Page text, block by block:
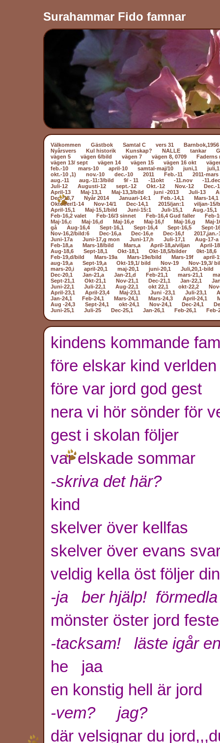
Surahammar Fido famnar
Välkommen Gästbok Samtal C vers 31
Barnbok,1956
Nyårsvers
Kul historik Kunskap? NALLE tankar
vägen 5
vägen 6/bild vägen 7 vägen 8, 0709
Faderns
vägen 13/ sept
vägen 14 vägen 15 vägen 16 okt
feb.-10
mars-10 april-10 samtal-maj/10 juni,1
juli,1
okt.-10 ,1)
nov.-10 dec.-10 2011 Feb.-11
2011-mars
aug.-11
aug.-11:3/bild 9/ - 11 -11okt -11.nov
-
Juli-12
Augusti-12 sept.-12 Okt.-12 Nov.-12
Dec.-
April-13
Maj-13,1 Maj-13,3/bild juni -2013 Juli-13
Dec.-13,7
Nyår 2014 Januari-14:1 Feb.-14,1
Mars-14,1
Oktober/1-14
Nov-14/1 Dec-14,1 2015/jan:1
viljan-15/
April-15,1
Maj-15,1/bild Juni-15:1 Juli-15,1
Aug.-15,1
Feb-16,2 valet
Feb-16/3 sinnet Feb-16,4 Gud faller
Feb-
Maj-16,c
Maj-16,d Maj-16,e Maj-16,f Maj-16,g
Maj-
gå
Aug-16,4 Sept-16,1 Sept-16,4 Sept-16,5
Sept-
Nov-16,2/bild:6
Dec-16,a Dec-16,e Dec-16,f
2017,jan.-
Juni-17a
Juni-17,g mon Juni-17,h Juli-17,1
Aug-17-a
Feb-18,a
Mars-18/bild Mars,a April-18,a/viljan
April-
Aug-18,6
Sept-18,1 Okt-18,1 Okt-18,5/bilder
0kt-18,6
Feb-19,d/bild
Mars-19a Mars-19e/bild Mars-19f
april-
aug-19,a
Sept-19,a Okt-19,1/ bild Nov-19
Nov-19,3/
mars-20,i
april-20,1 maj-20,1 juni-20,1
Juli,20,1-bild
Dec-20,1
Jan-21,a Jan-21,d Feb-21,1 mars-21,1
Sept-21,1
Okt-21,1 Nov-21,1 Dec-21,1 Jan-22,1
Juni-22,1
Juli-22,1 Aug-22,1 okt 22,1 okt-22,2
April-23,1
April-23,4 Maj-23,1 Juni -23,1 Juli-23,1
Jan-24,1
Feb-24,1 Mars-24,1 Mars-24,3 April-24,1
Aug -24,3
Sept-24,1 okt-24,1 Nov-24,1 Dec-24,1
Juni-25,1
Juli-25 Dec-25,1 Jan-26,1 Feb-26,1 Feb-
kindens kommande
före elskar kind verlden
före var jord god gest
nera vi hör sönder för
gest i skolan följer
var elskade sommar
-skriva det här?
kind
skelver över kellfas
skelver över evans
veldig kella öst följer
-ja ber hjälp!
mönster öster jord
-tacksam! läste igår
he jaa
en konstig hell är jord
-vem? jag?
där velsignar du